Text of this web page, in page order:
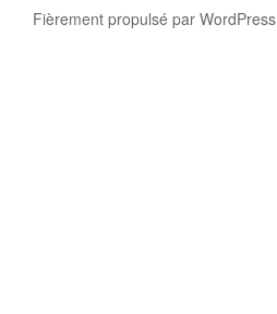
Fièrement propulsé par WordPress